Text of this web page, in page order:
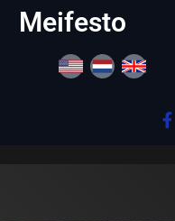
Meifesto